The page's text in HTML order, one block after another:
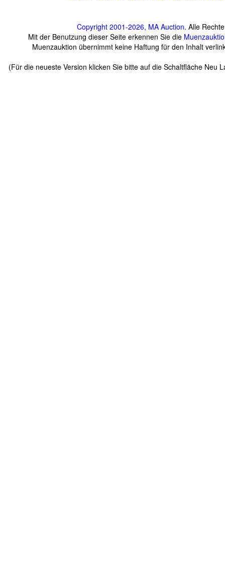
Copyright 2001-2026, MA Auction. Alle
Mit der Benutzung dieser Seite erkennen Sie die
Muenzauktion übernimmt keine Haftung für den Inhalt
(Für die neueste Version klicken Sie bitte auf die Schaltfläche Neu